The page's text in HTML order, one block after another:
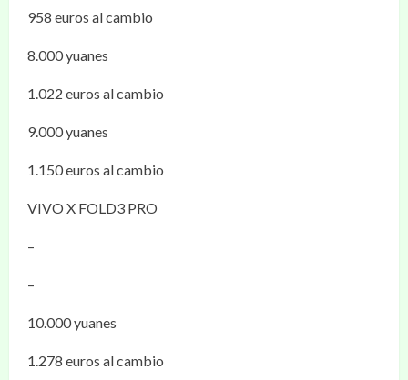
958 euros al cambio
8.000 yuanes
1.022 euros al cambio
9.000 yuanes
1.150 euros al cambio
VIVO X FOLD3 PRO
–
–
10.000 yuanes
1.278 euros al cambio